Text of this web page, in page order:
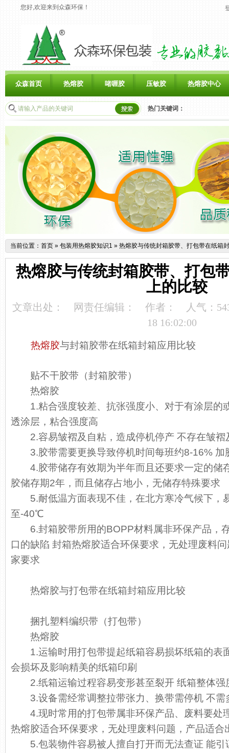
您好,欢迎来到众森环保！
众森首页 热熔胶 啫喱胶 压敏胶 热熔胶中心
联系众森 热门关键词：
当前位置： 首页 » 包装用热熔胶知识1 » 热熔胶与传统封箱胶带、打包带在纸箱
热熔胶与传统封箱胶带、打包
上的比较
文章出处： 网责任编辑： 作者： 人气：
18 16:02:00
热熔胶与封箱胶带在纸箱封箱应用比较
贴不干胶带（封箱胶带）
热熔胶
1.粘合强度较差、抗张强度小、对于有涂层的
透涂层，粘合强度高
2.容易皱褶及自粘，造成停机停产 不存在皱褶
3.胶带需要更换导致停机时间每班约8-16% 加
4.胶带储存有效期为半年而且还要求一定的储
胶储存期2年，而且储存占地小，无储存特殊要求
5.耐低温方面表现不佳，在北方寒冷气候下，
至-40℃
6.封箱胶带所用的BOPP材料属非环保产品，
口的缺陷 封箱热熔胶适合环保要求，无处理废料
家要求
热熔胶与打包带在纸箱封箱应用比较
捆扎塑料编织带（打包带）
热熔胶
1.运输时用打包带提起纸箱容易损坏纸箱的表
会损坏及影响精美的纸箱印刷
2.纸箱运输过程容易变形甚至裂开 纸箱整体强
3.设备需经常调整拉带张力、换带需停机 不需
4.现时常用的打包带属非环保产品、废料要处
热熔胶适合环保要求，无处理废料问题，产品适合
5.包装物件容易被人擅自打开而无法查证 能引